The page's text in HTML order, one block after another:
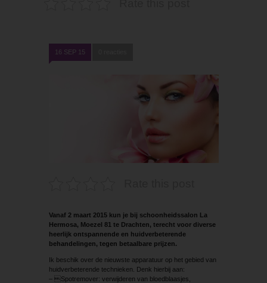
16 SEP 15
Vanaf 2 maart 2015 kun je bij schoonheidssalon La
Hermosa, Moezel 81 te Drachten, terecht voor diverse
heerlijk ont­spannende en huidverbeterende
behandelingen, tegen betaalbare prijzen.
Ik beschik over de nieuwste apparatuur op het gebied van
huidverbeterende technieken. Denk hierbij aan:
– Spotremover: verwijderen van bloedblaasjes,